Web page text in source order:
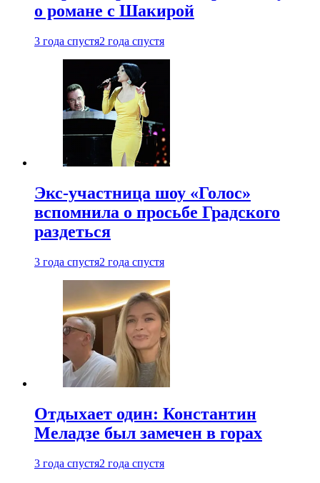
о романе с Шакирой
3 года спустя2 года спустя
Экс-участница шоу «Голос»
вспомнила о просьбе Градского
раздеться
3 года спустя2 года спустя
Отдыхает один: Константин
Меладзе был замечен в горах
3 года спустя2 года спустя